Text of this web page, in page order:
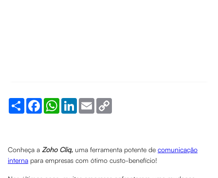
Share FacebookWhatsApp
LinkedInEmail
Conheça a Zoho Cliq, uma ferramenta potente de comunicação
interna para empresas com ótimo custo-benefício!